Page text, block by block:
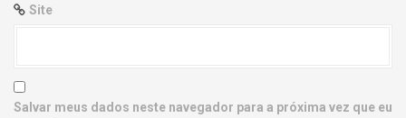
Site
Salvar meus dados neste navegador para a próxima vez que eu